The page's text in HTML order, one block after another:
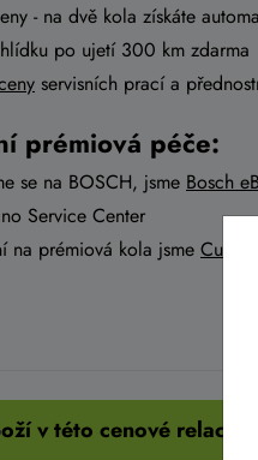
- na dvě kola získáte
po ujetí 300 km zdarma
servisních prací a
prémiová péče:
se na BOSCH, jsme Bosch
Service Center
na prémiová kola jsme Cube
v této cenové relaci